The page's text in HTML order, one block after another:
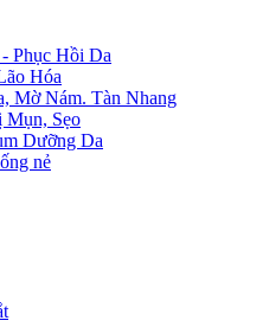
Phục Hồi Da
Hóa
Mờ Nám. Tàn Nhang
Mụn, Sẹo
Dưỡng Da
nẻ